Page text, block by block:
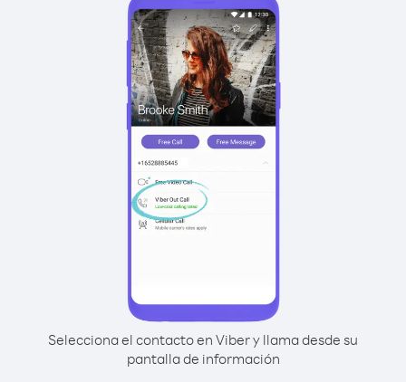
Selecciona el contacto en Viber y llama desde su
pantalla de información